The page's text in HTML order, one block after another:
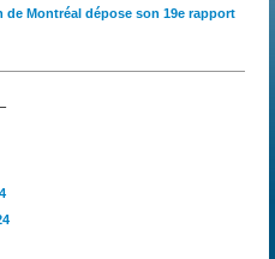
de Montréal dépose son 19e rapport